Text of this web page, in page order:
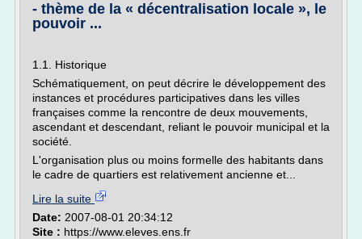
- thème de la « décentralisation locale », le
pouvoir ...
1.1. Historique
Schématiquement, on peut décrire le développement des
instances et procédures participatives dans les villes
françaises comme la rencontre de deux mouvements,
ascendant et descendant, reliant le pouvoir municipal et la
société.
L'organisation plus ou moins formelle des habitants dans
le cadre de quartiers est relativement ancienne et...
Lire la suite
Date: 2007-08-01 20:34:12
Site : https://www.eleves.ens.fr